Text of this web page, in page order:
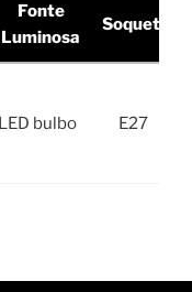
Fonte
Luminosa
Soquete
LED bulbo E27